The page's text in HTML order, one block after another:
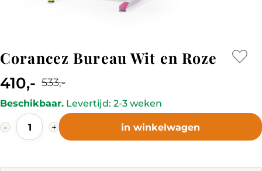
Corancez Bureau Wit en Roze
410,-
Current
price
is:
410,-.
533,-
Original
price
was:
533,-.
Beschikbaar. Levertijd: 2-3 weken
-
Corancez
Bureau
Wit
+ in winkelwagen